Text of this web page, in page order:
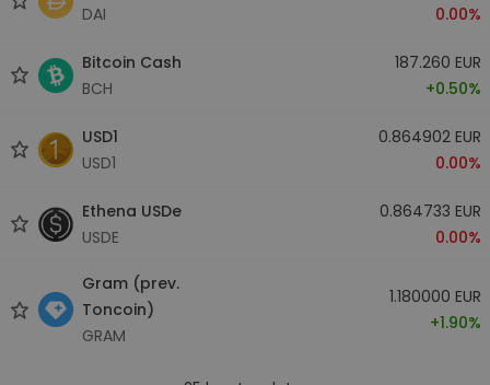
DAI
0.00%
Bitcoin Cash
BCH
187.260 EUR
+0.50%
USD1
USD1
0.864902 EUR
0.00%
Ethena USDe
USDE
0.864733 EUR
0.00%
Gram (prev.
Toncoin)
GRAM
1.180000 EUR
+1.90%